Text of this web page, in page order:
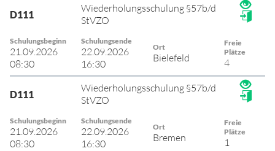
D111
Wiederholungsschulung §57b/d
StVZO
Schulungsbeginn
21.09.2026
08:30
Schulungsende
22.09.2026
16:30
Ort
Bielefeld
Freie
Plätze
4
D111
Wiederholungsschulung §57b/d
StVZO
Schulungsbeginn
21.09.2026
08:30
Schulungsende
22.09.2026
16:30
Ort
Bremen
Freie
Plätze
1